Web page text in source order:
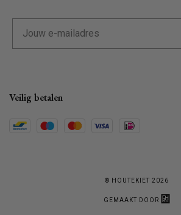
Veilig betalen
© HOUTEKIET 2026
GEMAAKT DOOR